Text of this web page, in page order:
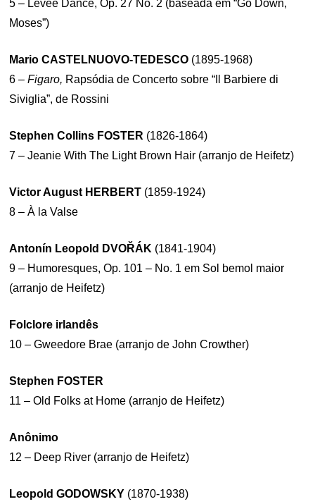
5 – Levee Dance, Op. 27 No. 2 (baseada em “Go Down,
Moses”)
Mario CASTELNUOVO-TEDESCO (1895-1968)
6 –Figaro, Rapsódia de Concerto sobre “Il Barbiere di
Siviglia”, de Rossini
Stephen Collins FOSTER (1826-1864)
7 – Jeanie With The Light Brown Hair (arranjo de Heifetz)
Victor August HERBERT (1859-1924)
8 – À la Valse
Antonín Leopold DVOŘÁK (1841-1904)
9 – Humoresques, Op. 101 – No. 1 em Sol bemol maior
(arranjo de Heifetz)
Folclore irlandês
10 – Gweedore Brae (arranjo de John Crowther)
Stephen FOSTER
11 – Old Folks at Home (arranjo de Heifetz)
Anônimo
12 – Deep River (arranjo de Heifetz)
Leopold GODOWSKY (1870-1938)